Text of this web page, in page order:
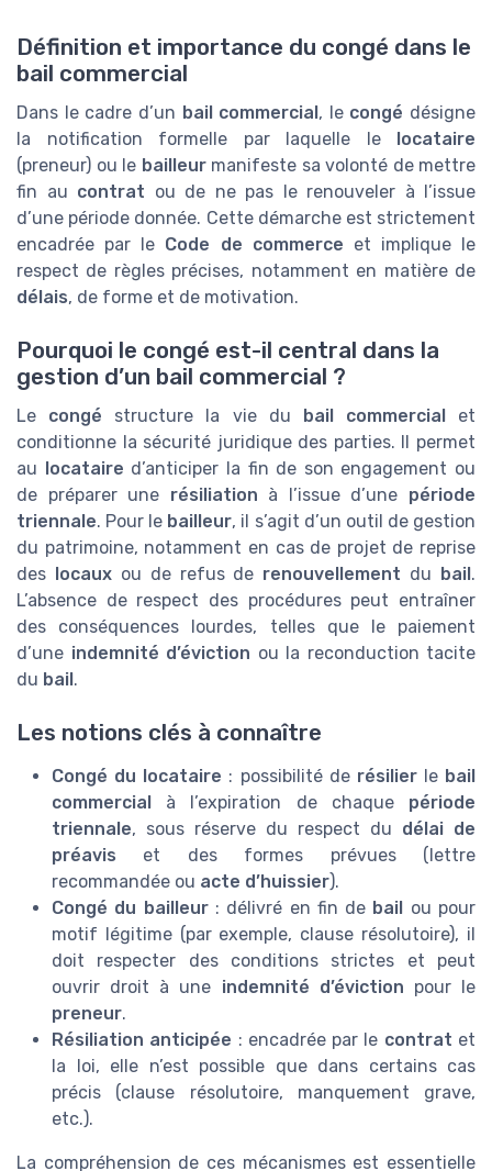
Définition et importance du congé dans le
bail commercial
Dans le cadre d’un bail commercial, le congé désigne
la notification formelle par laquelle le locataire
(preneur) ou le bailleurmanifeste sa volonté de mettre
fin au contrat ou de ne pas le renouveler à l’issue
d’une période donnée. Cette démarche est strictement
encadrée par le Code de commerce et implique le
respect de règles précises, notamment en matière de
délais, de forme et de motivation.
Pourquoi le congé est-il central dans la
gestion d’un bail commercial ?
Le congé structure la vie du bail commercialet
conditionne la sécurité juridique des parties. Il permet
au locataire d’anticiper la fin de son engagement ou
de préparer une résiliation à l’issue d’une période
triennale. Pour le bailleur, il s’agit d’un outil de gestion
du patrimoine, notamment en cas de projet de reprise
des locauxou de refus de renouvellement du bail.
L’absence de respect des procédures peut entraîner
des conséquences lourdes, telles que le paiement
d’une indemnité d’éviction ou la reconduction tacite
du bail.
Les notions clés à connaître
Congé du locataire : possibilité de résilierle bail
commercial
à l’expiration de chaque période
triennale, sous réserve du respect du délai de
préavis et des formes prévues (lettre
recommandée ou acte d’huissier).
Congé du bailleur: délivré en fin de bail
ou pour
motif légitime (par exemple, clause résolutoire), il
doit respecter des conditions strictes et peut
ouvrir droit à une indemnité d’éviction pour le
preneur.
Résiliation anticipée : encadrée par le contrat et
la loi, elle n’est possible que dans certains cas
précis (clause résolutoire, manquement grave,
etc.).
La compréhension de ces mécanismes est essentielle